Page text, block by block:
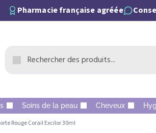
Pharmacie française agréée
Soins de la peau Cheveux
Rouge Corail Excilor 30ml